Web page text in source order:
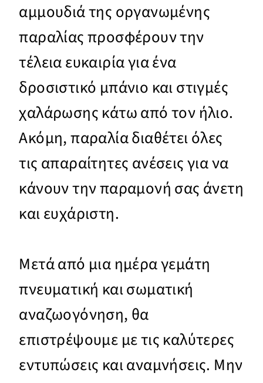
αμμουδιά της οργανωμένης
παραλίας προσφέρουν την
τέλεια ευκαιρία για ένα
δροσιστικό μπάνιο και στιγμές
χαλάρωσης κάτω από τον ήλιο.
Ακόμη, παραλία διαθέτει όλες
τις απαραίτητες ανέσεις για να
κάνουν την παραμονή σας άνετη
και ευχάριστη.
Μετά από μια ημέρα γεμάτη
πνευματική και σωματική
αναζωογόνηση, θα
επιστρέψουμε με τις καλύτερες
εντυπώσεις και αναμνήσεις. Μην